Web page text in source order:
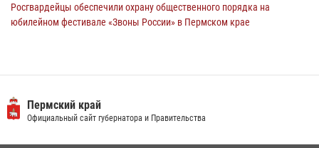
Росгвардейцы обеспечили охрану общественного порядка на
юбилейном фестивале «Звоны России» в Пермском крае
ветеринарно-санитарной службы с годовщиной образования
13 июля 2026, 10:43
Пермский край
Официальный сайт губернатора и Правительства